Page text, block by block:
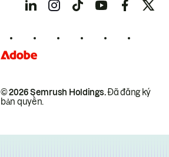
© 2026 Semrush Holdings.Đã đăng ký
bản quyền.